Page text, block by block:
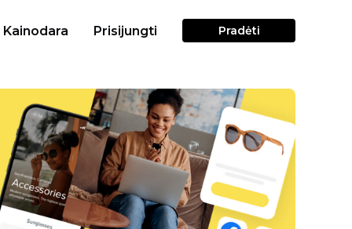
Kainodara Prisijungti Pradėti